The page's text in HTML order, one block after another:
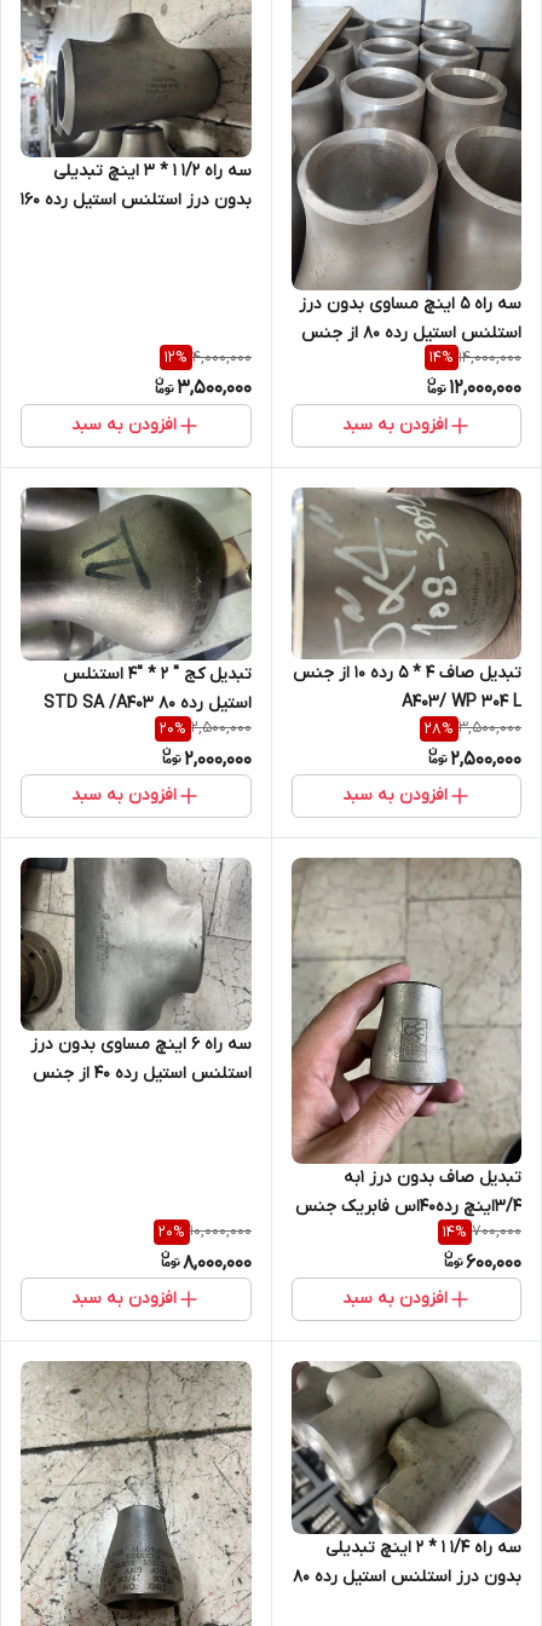
سه راه 5 اینچ مساوی بدون درز
استلنس استیل رده 80 از جنس
SM A403 /WP 304/304L
14,000,000
14%
12,000,000
افزودن به سبد
سه راه 1/2 1 * 3 اینچ تبدیلی
بدون درز استلنس استیل رده 160
4,000,000
12%
3,500,000
افزودن به سبد
تبدیل صاف 4 * 5 رده 10 از جنس
A403/ WP 304 L
3,500,000
28%
2,500,000
افزودن به سبد
تبدیل کج " 2 * "4 استنلس
استیل رده 80 STD SA /A403
WP316 316L/S
2,500,000
20%
2,000,000
افزودن به سبد
تبدیل صاف بدون درز 1به
3/4اینچ رده40اس فابریک جنس
ال316 SA 403WP
700,000
14%
600,000
افزودن به سبد
سه راه 6 اینچ مساوی بدون درز
استلنس استیل رده 40 از جنس
10,000,000
20%
8,000,000
افزودن به سبد
سه راه 1/4 1 * 2 اینچ تبدیلی
بدون درز استلنس استیل رده 80